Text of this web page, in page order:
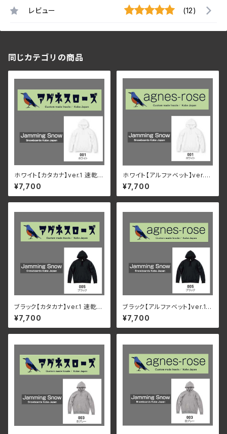
レビュー (12)
同じカテゴリの商品
ホワイト【カタカナ】ver.1 速乾・
裏起毛 サイズが豊富 アグネス
ローズ & Jamming Snow オ
リジナルパーカー
¥7,700
ホワイト【アルファベット】ver.1
速乾・裏起毛 サイズが豊富 アグ
ネスローズ & Jamming Snow
オリジナルパーカー
¥7,700
ブラック【カタカナ】ver.1 速乾・
裏起毛 サイズが豊富 アグネス
ローズ & Jamming Snow オ
リジナルパーカー
¥7,700
ブラック【アルファベット】ver.1
速乾・裏起毛 サイズが豊富 アグ
ネスローズ & Jamming Snow
オリジナルパーカー
¥7,700